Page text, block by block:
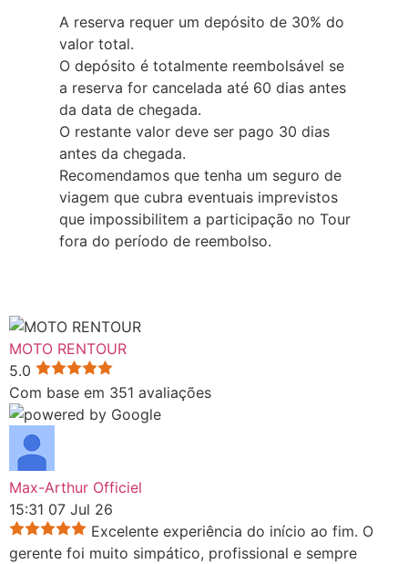
A reserva requer um depósito de 30% do
valor total.
O depósito é totalmente reembolsável se
a reserva for cancelada até 60 dias antes
da data de chegada.
O restante valor deve ser pago 30 dias
antes da chegada.
Recomendamos que tenha um seguro de
viagem que cubra eventuais imprevistos
que impossibilitem a participação no Tour
fora do período de reembolso.
MOTO RENTOUR
5.0
Com base em 351 avaliações
Max-Arthur Officiel
15:31 07 Jul 26
Excelente experiência do início ao fim. O
gerente foi muito simpático, profissional e sempre